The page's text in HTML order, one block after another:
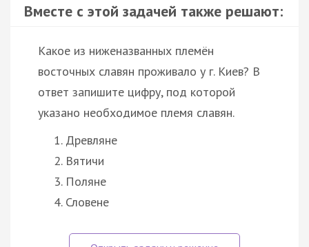
Вместе с этой задачей также решают:
Какое из ниженазванных племён
восточных славян проживало у г. Киев? В
ответ запишите цифру, под которой
указано необходимое племя славян.
Древляне
Вятичи
Поляне
Словене